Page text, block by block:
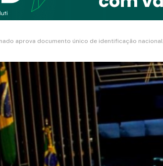
aprova documento único de identificação nacional